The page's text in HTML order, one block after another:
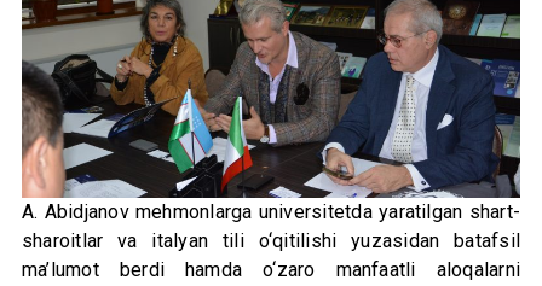
A. Abidjanov mehmonlarga universitetda yaratilgan shart-
sharoitlar va italyan tili o‘qitilishi yuzasidan batafsil
ma’lumot berdi hamda o‘zaro manfaatli aloqalarni